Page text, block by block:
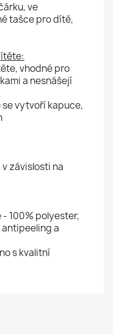
ve
tašce pro dítě,
vhodné pro
a nesnášejí
vytvoří kapuce,
závislosti na
100% polyester,
a
s kvalitní